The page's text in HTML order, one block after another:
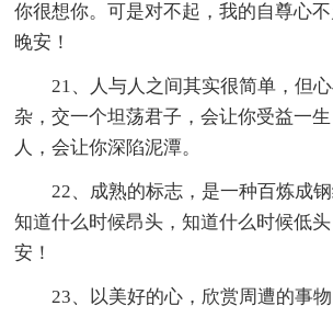
你很想你。可是对不起，我的自尊心不
晚安！
21、人与人之间其实很简单，但
杂，交一个坦荡君子，会让你受益一
人，会让你深陷泥潭。
22、成熟的标志，是一种百炼成
知道什么时候昂头，知道什么时候低
安！
23、以美好的心，欣赏周遭的事